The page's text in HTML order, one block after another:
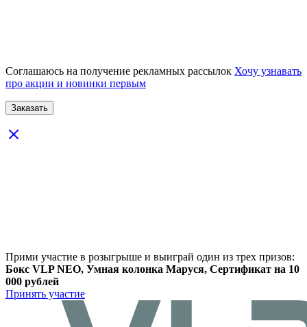
Соглашаюсь на получение рекламных рассылок Хочу узнавать
про акции и новинки первым
Прими участие в розыгрыше и выиграй один из трех призов:
Бокс VLP NEO, Умная колонка Маруся, Сертификат на 10
000 рублей
Принять участие